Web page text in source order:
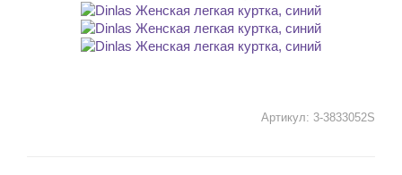
Артикул: 3-3833052S